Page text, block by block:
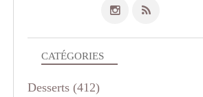
CATÉGORIES
Desserts (412)